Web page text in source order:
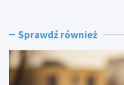
j
w
R
a
s
i
v
a
Sprawdź również